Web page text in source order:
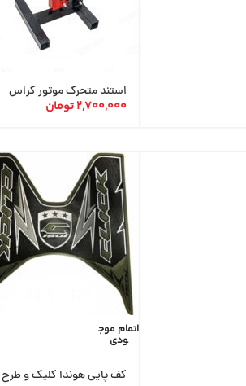
استند متحرک موتور کراس
2,700,000تومان
اتمام موج
ودی
کف پایی هوندا کلیک و